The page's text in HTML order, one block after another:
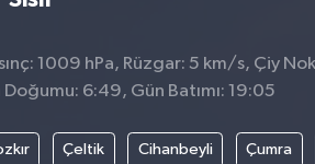
1009 hPa, Rüzgar: 5 km/s, Çiy
6:49, Gün Batımı: 19:05
Çeltik Cihanbeyli Çumra